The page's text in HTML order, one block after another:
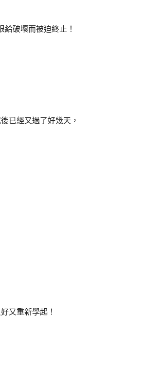
破壞而被迫終止！
已經又過了好幾天，
好又重新學起！